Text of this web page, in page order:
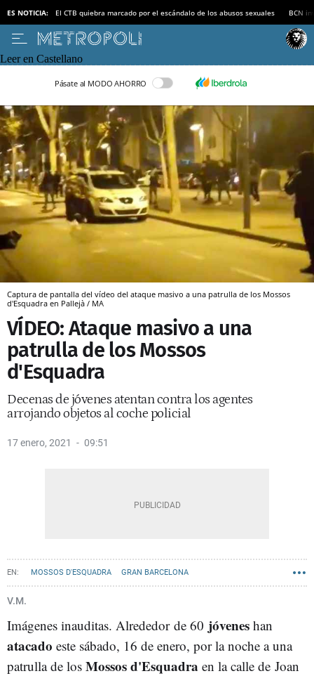
ES NOTICIA: El CTB quiebra marcado por el escándalo de los abusos sexuales BCN
Leer en Castellano
Pásate al MODO AHORRO
Captura de pantalla del vídeo del ataque masivo a una patrulla de los Mossos
d'Esquadra en Pallejà / MA
VÍDEO: Ataque masivo a una
patrulla de los Mossos
d'Esquadra
Decenas de jóvenes atentan contra los agentes
arrojando objetos al coche policial
17 enero, 2021 09:51
MOSSOS D'ESQUADRA GRAN BARCELONA
V.M.
Imágenes inauditas. Alrededor de 60 jóvenes han
atacado este sábado, 16 de enero, por la noche a una
patrulla de los Mossos d'Esquadra en la calle de Joan